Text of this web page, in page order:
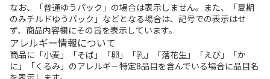
なお、「普通ゆうパック」の場合は表示しません。また、「夏期
のみチルドゆうパック」などとなる場合は、記号での表示はせ
ず、商品内容欄にその旨を表示しています。
アレルギー情報について
商品に「小麦」「そば」「卵」「乳」「落花生」「えび」「か
に」「くるみ」のアレルギー特定8品目を含んでいる場合に品目名